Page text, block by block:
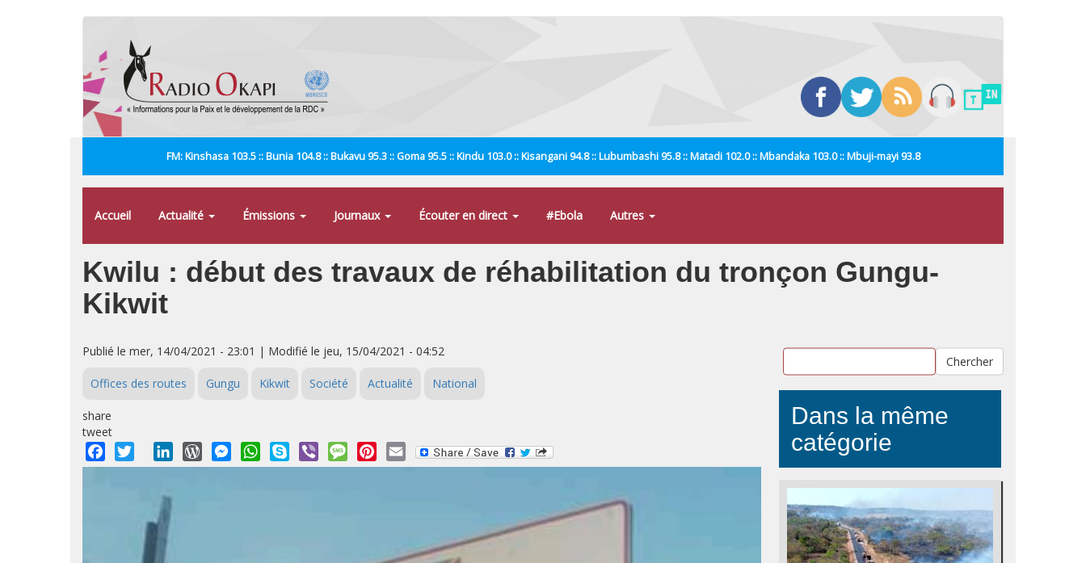
FM: Kinshasa 103.5 :: Bunia 104.8 :: Bukavu 95.3 :: Goma 95.5 :: Kindu 103.0 :: Kisangani 94.8 :: Lubumbashi 95.8 :: Matadi 102.0 :: Mbandaka 103.0 :: Mbuji-mayi 93.8
Accueil Actualité Émissions Journaux Écouter en direct #Ebola Autres
Kwilu : début des travaux de réhabilitation du tronçon Gungu-
Kikwit
Publié le mer, 14/04/2021 - 23:01 | Modifié le jeu, 15/04/2021 - 04:52
Offices des routes Gungu Kikwit Société Actualité National
share
tweet
Facebook
Twitter LinkedInWordPressMessengerWhatsApp
Skype Viber MessagePinterest
Email
Chercher
Dans la même
catégorie